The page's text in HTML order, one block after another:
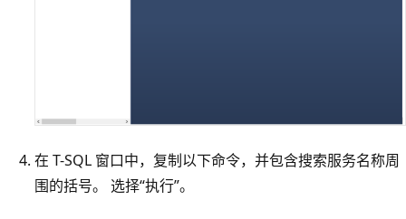
在 T-SQL 窗口中，复制以下命令，并包含搜索服务名称周
围的括号。 选择“执行”。